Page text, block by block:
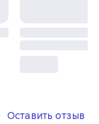
Оставить отзыв